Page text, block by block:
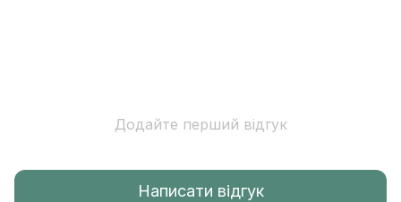
Додайте перший відгук
Написати відгук